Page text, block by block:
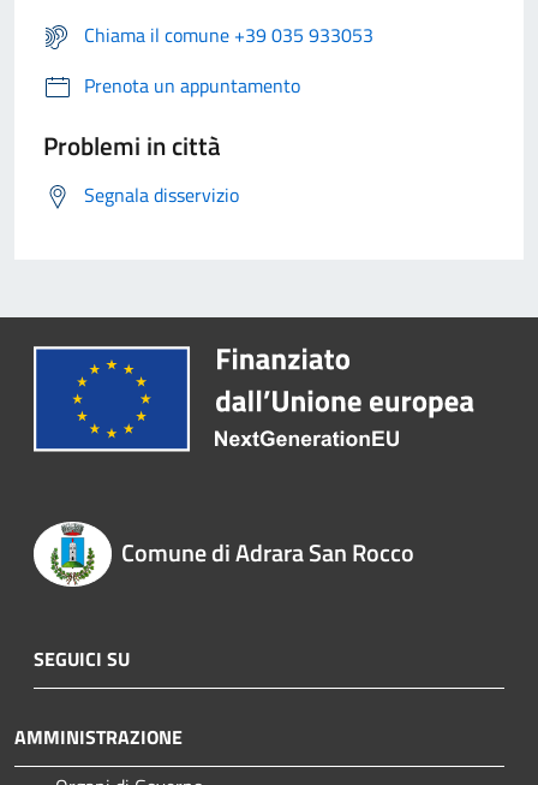
Chiama il comune +39 035 933053
Prenota un appuntamento
Problemi in città
Segnala disservizio
Comune di Adrara San Rocco
SEGUICI SU
AMMINISTRAZIONE